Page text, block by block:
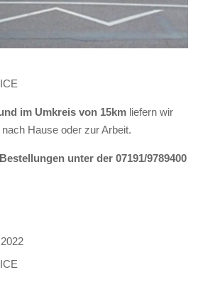
im Umkreis von 15kmliefern wir
Hause oder zur Arbeit.
unter der 07191/9789400